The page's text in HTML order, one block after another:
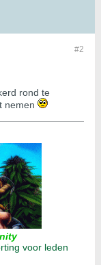
#2
rond te
nemen
voor leden